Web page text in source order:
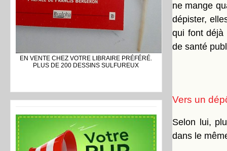
EN VENTE CHEZ VOTRE LIBRAIRE PRÉFÉRÉ.
PLUS DE 200 DESSINS SULFUREUX
ne mange
dépister,
qui font déjà
de santé
Vers un
Selon lui,
dans le